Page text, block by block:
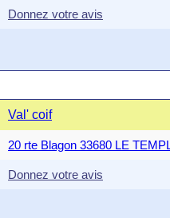
Donnez votre avis
Val' coif
20 rte Blagon 33680 LE
Donnez votre avis